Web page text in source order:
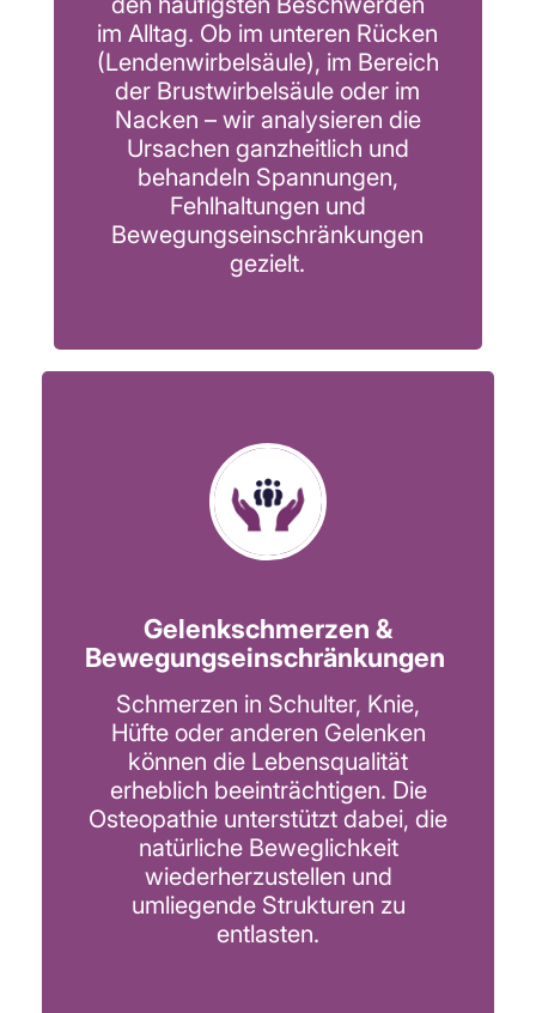
im Alltag. Ob im unteren Rücken
(Lendenwirbelsäule), im Bereich
der Brustwirbelsäule oder im
Nacken – wir analysieren die
Ursachen ganzheitlich und
behandeln Spannungen,
Fehlhaltungen und
Bewegungseinschränkungen
gezielt.
Gelenkschmerzen &
Bewegungseinschränkungen
Schmerzen in Schulter, Knie,
Hüfte oder anderen Gelenken
können die Lebensqualität
erheblich beeinträchtigen. Die
Osteopathie unterstützt dabei, die
natürliche Beweglichkeit
wiederherzustellen und
umliegende Strukturen zu
entlasten.